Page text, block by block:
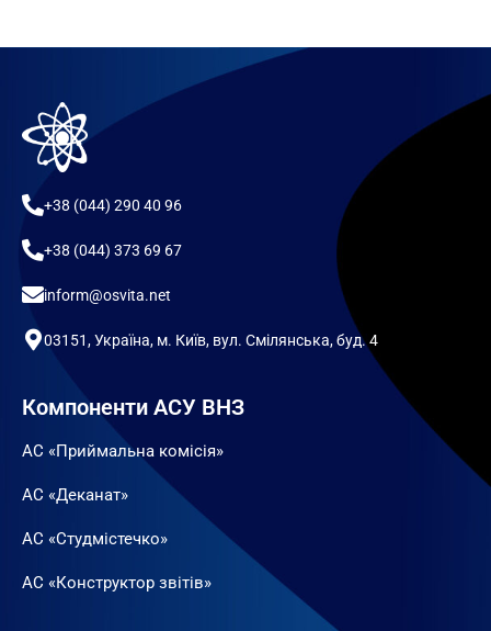
+38 (044) 290 40 96
+38 (044) 373 69 67
inform@osvita.net
03151, Україна, м. Київ, вул. Смілянська, буд. 4
Компоненти АСУ ВНЗ
АС «Приймальна комісія»
АС «Деканат»
АС «Студмістечко»
АС «Конструктор звітів»